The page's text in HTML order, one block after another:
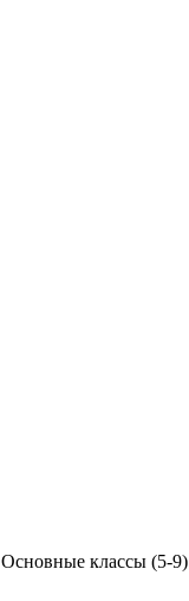
Основные классы (5-9)